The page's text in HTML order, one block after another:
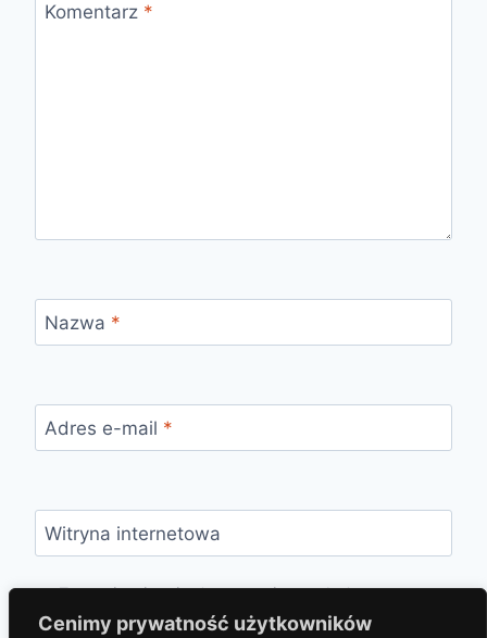
Cenimy prywatność użytkowników
Komentarz *
Nazwa *
Adres e-mail *
Witryna internetowa
Zapamiętaj moje dane w tej przeglądarce
podczas pisania kolejnych komentarzy.